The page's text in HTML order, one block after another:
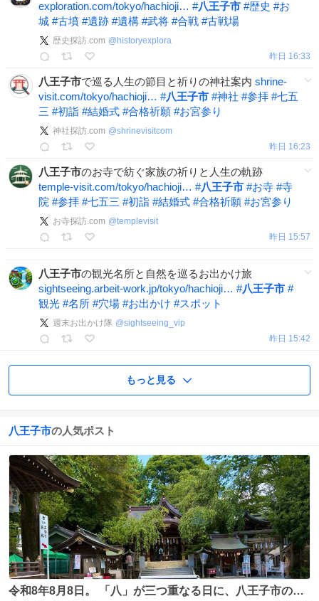
exploration.com/tokyo/hachioji… #八王子市 #歴史 #お
城 #古墳 #遺跡 #遺構 #武将 #合戦 #古戦場
歴史探訪.com @ historyexplora
昨日 16:33
八王子市で巡る人生の節目と祈りの神社案内 shrine-
visit.com/tokyo/hachioji… #八王子市 #神社 #参拝 #七五
三 #初詣 #結婚式 #合格祈願 #お宮参り
神社探訪.com @shrinevisitcom
昨日 16:23
八王子市のお寺で紡ぐ家族の祈りと人生の軌跡
temple-visit.com/tokyo/hachioji… #八王子市 #お寺 #寺
院 #参拝 #七五三 #初詣 #結婚式 #合格祈願 #お宮参り
お寺探訪.com @templevisit
昨日 15:57
八王子市の観光名所と自然を巡るお出かけ旅
sightseeing.arbeit-work.jp/tokyo/hachioji… #八王子市 #
観光 #名所 #穴場 #お出かけ #スポット
週末お出かけ隊 @sightseeing_vip
昨日 15:42
もっと見る
八王子市の人気ポスト
令和8年8月8日。 「八」が三つ重なる日に、八王子市の子